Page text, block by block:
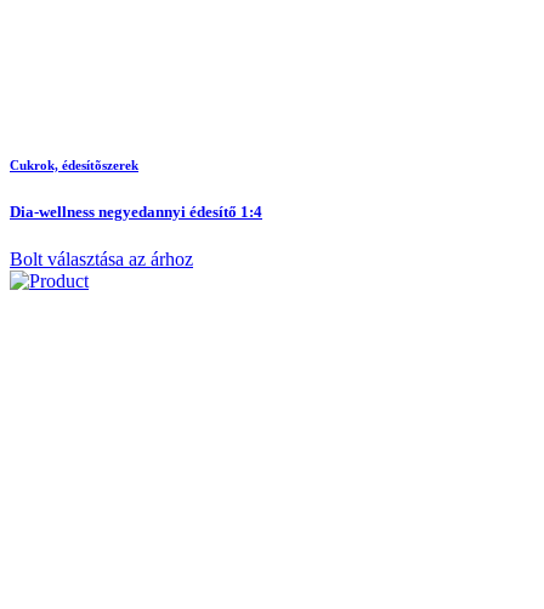
Cukrok, édesítõszerek
Dia-wellness negyedannyi édesítő 1:4
Bolt választása az árhoz